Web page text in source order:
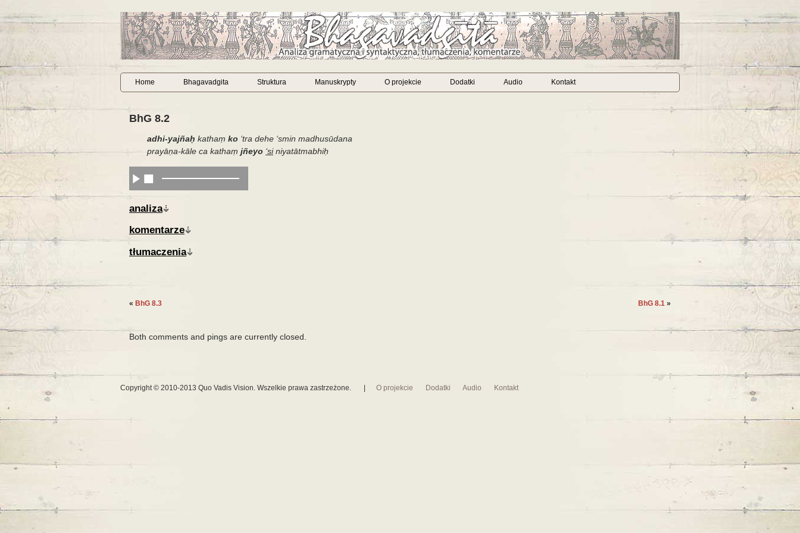
Home Bhagavadgita Struktura Manuskrypty O projekcie Dodatki Audio Kontakt
BhG 8.2
adhi-yajñaḥ kathaṃ ko ‘tra dehe ‘smin madhusūdana
prayāṇa-kāle ca kathaṃ jñeyo ‘siniyatātmabhiḥ
analiza
komentarze
tłumaczenia
« BhG 8.3 BhG 8.1 »
Both comments and pings are currently closed.
Copyright © 2010-2013 Quo Vadis Vision. Wszelkie prawa zastrzeżone. O projekcie Dodatki Audio Kontakt